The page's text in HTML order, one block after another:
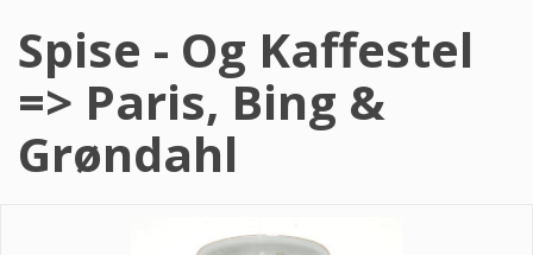
Spise - Og Kaffestel
=> Paris, Bing &
Grøndahl